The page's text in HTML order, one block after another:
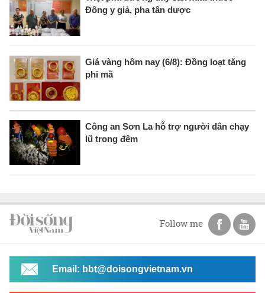
Đông y giả, pha tân dược
Giá vàng hôm nay (6/8): Đồng loạt tăng
phi mã
Công an Sơn La hỗ trợ người dân chạy
lũ trong đêm
Follow me
Email: bbt@doisongvietnam.vn